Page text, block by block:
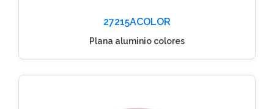
27215ACOLOR
Plana aluminio colores